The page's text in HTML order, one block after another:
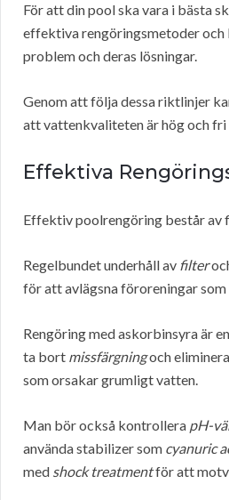
För att din pool ska vara i bästa
effektiva rengöringsmetoder och
problem och deras lösningar.
Genom att följa dessa riktlinjer
att vattenkvaliteten är hög och
Effektiva
Effektiv poolrengöring består av
Regelbundet underhåll av filter
för att avlägsna föroreningar
Rengöring med askorbinsyra är
ta bort missfärgningoch
som orsakar grumligt vatten.
Man bör också kontrollera pH-
använda stabilizer som cyanuric
med shock treatmentför att